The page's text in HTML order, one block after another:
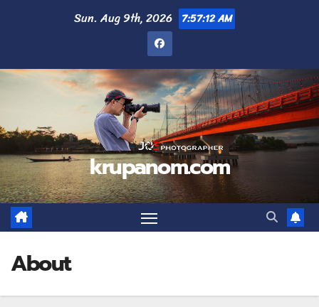
Sun. Aug 9th, 2026 7:57:14 AM
krupanom.com
About